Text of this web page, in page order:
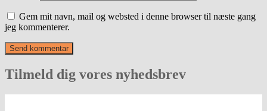
Gem mit navn, mail og websted i denne browser til næste gang
jeg kommenterer.
Tilmeld dig vores nyhedsbrev